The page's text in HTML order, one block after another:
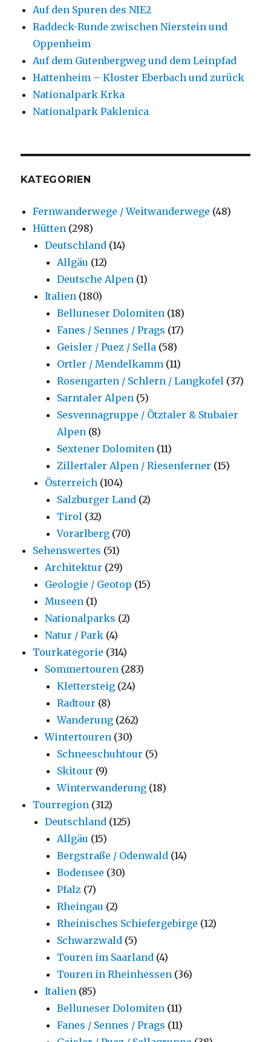
Auf den Spuren des NIE2
Raddeck-Runde zwischen Nierstein und
Oppenheim
Auf dem Gutenbergweg und dem Leinpfad
Hattenheim – Kloster Eberbach und zurück
Nationalpark Krka
Nationalpark Paklenica
KATEGORIEN
Fernwanderwege / Weitwanderwege (48)
Hütten (298)
Deutschland (14)
Allgäu (12)
Deutsche Alpen (1)
Italien (180)
Belluneser Dolomiten (18)
Fanes / Sennes / Prags (17)
Geisler / Puez / Sella (58)
Ortler / Mendelkamm (11)
Rosengarten / Schlern / Langkofel (37)
Sarntaler Alpen (5)
Sesvennagruppe / Ötztaler & Stubaier
Alpen (8)
Sextener Dolomiten (11)
Zillertaler Alpen / Riesenferner (15)
Österreich (104)
Salzburger Land (2)
Tirol (32)
Vorarlberg (70)
Sehenswertes (51)
Architektur (29)
Geologie / Geotop (15)
Museen (1)
Nationalparks (2)
Natur / Park (4)
Tourkategorie (314)
Sommertouren (283)
Klettersteig (24)
Radtour (8)
Wanderung (262)
Wintertouren (30)
Schneeschuhtour (5)
Skitour (9)
Winterwanderung (18)
Tourregion (312)
Deutschland (125)
Allgäu (15)
Bergstraße / Odenwald (14)
Bodensee (30)
Pfalz (7)
Rheingau (2)
Rheinisches Schiefergebirge (12)
Schwarzwald (5)
Touren im Saarland (4)
Touren in Rheinhessen (36)
Italien (85)
Belluneser Dolomiten (11)
Fanes / Sennes / Prags (11)